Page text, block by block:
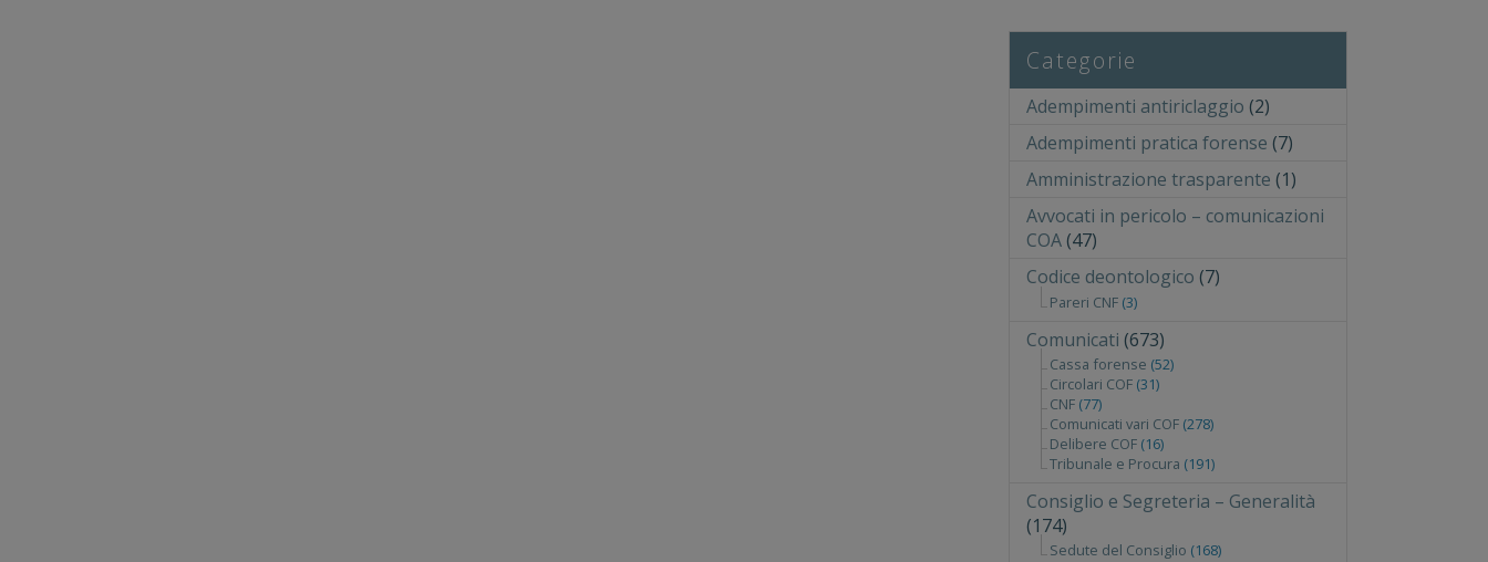
Categorie
Adempimenti antiriclaggio (2)
Adempimenti pratica forense (7)
Amministrazione trasparente (1)
Avvocati in pericolo – comunicazioni
COA(47)
Codice deontologico (7)
Pareri CNF (3)
Comunicati (673)
Cassa forense (52)
Circolari COF (31)
CNF (77)
Comunicati vari COF (278)
Delibere COF (16)
Tribunale e Procura (191)
Consiglio e Segreteria – Generalità
(174)
Sedute del Consiglio (168)